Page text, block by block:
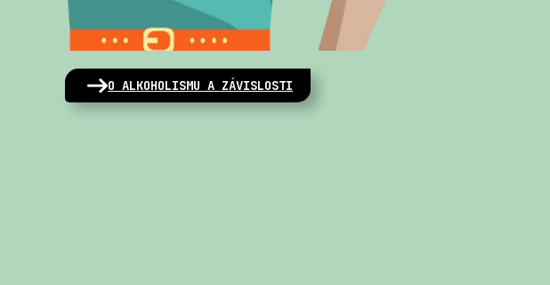
O ALKOHOLISMU A ZÁVISLOSTI